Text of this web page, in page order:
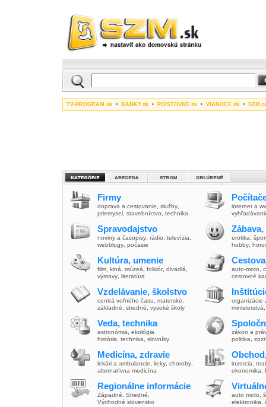
TV-PROGRAM.sk • BANKY.sk • POISTOVNE.sk • VIANOCE.sk •
Firmy
doprava a cestovanie služby
priemysel stavebníctvo technika
Spravodajstvo
noviny a časopisy rádio televízia
webblogy počasie
Kultúra, umenie
film kiná múzeá folklór, divadlá
výstavy literatúra
Vzdelávanie, školstvo
centrá voľného času materské
základné
stredné vysoké školy
Veda, technika
astronómia
ekológia
história
technika slovníky
Medicína, zdravie
lekári a ambulancie lieky choroby
alternatívna medicína
Regionálne informácie
Západné Stredné
Východné slovensko
internet a
erotika
hobby
auto-moto
cestovné
organizácie
ministerstvá
zákon a
politika
inzercia
ekonomika
auto moto
elektronika,